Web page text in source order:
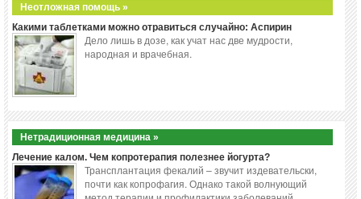
Неотложная помощь »
Какими таблетками можно отравиться случайно: Аспирин
Дело лишь в дозе, как учат нас две мудрости,
народная и врачебная.
Нетрадиционная медицина »
Лечение калом. Чем копротерапия полезнее йогурта?
Трансплантация фекалий – звучит издевательски,
почти как копрофагия. Однако такой волнующий